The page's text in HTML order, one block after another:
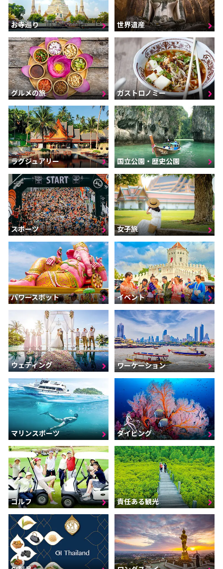
お寺巡り 世界遺産
グルメの旅 ガストロノミー
ラグジュアリー 国立公園・歴史公園
スポーツ 女子旅
パワースポット イベント
ウェディング ワーケーション
マリンスポーツ ダイビング
ゴルフ 責任ある観光